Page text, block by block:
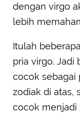
dengan virgo
lebih
Itulah
pria virgo. Jadi
cocok sebagai
zodiak di atas,
cocok menjadi